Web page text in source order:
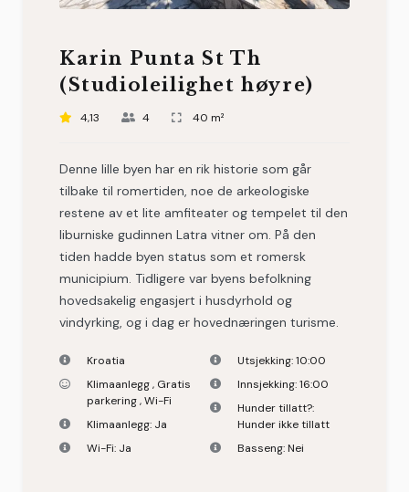
Karin Punta St Th
(Studioleilighet høyre)
4,13 4 40 m²
Denne lille byen har en rik historie som går
tilbake til romertiden, noe de arkeologiske
restene av et lite amfiteater og tempelet til den
liburniske gudinnen Latra vitner om. På den
tiden hadde byen status som et romersk
municipium. Tidligere var byens befolkning
hovedsakelig engasjert i husdyrhold og
vindyrking, og i dag er hovednæringen turisme.
Kroatia
Klimaanlegg, Gratis
parkering,Wi-Fi
Klimaanlegg: Ja
Wi-Fi: Ja
Utsjekking:10:00
Innsjekking:16:00
Hunder tillatt?:
Hunder ikke tillatt
Basseng:Nei